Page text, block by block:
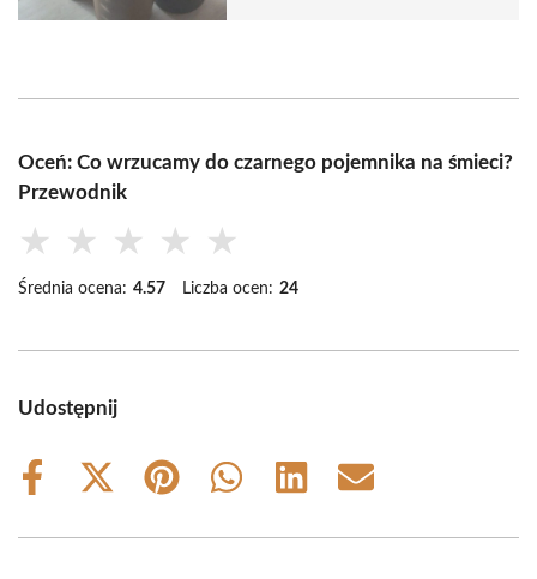
Oceń: Co wrzucamy do czarnego pojemnika na śmieci?
Przewodnik
★ ★ ★ ★ ★
Średnia ocena: 4.57 Liczba ocen: 24
Udostępnij
Share
Share
(Twitter)
Share
Share
Share
Share